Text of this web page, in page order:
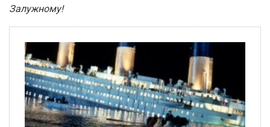
Залужному!